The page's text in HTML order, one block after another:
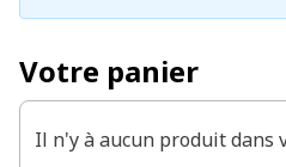
Votre panier
Il n'y à aucun produit dans